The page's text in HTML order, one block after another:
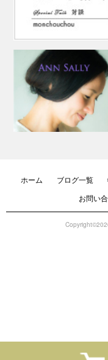
ホーム ブログ一覧
お問い